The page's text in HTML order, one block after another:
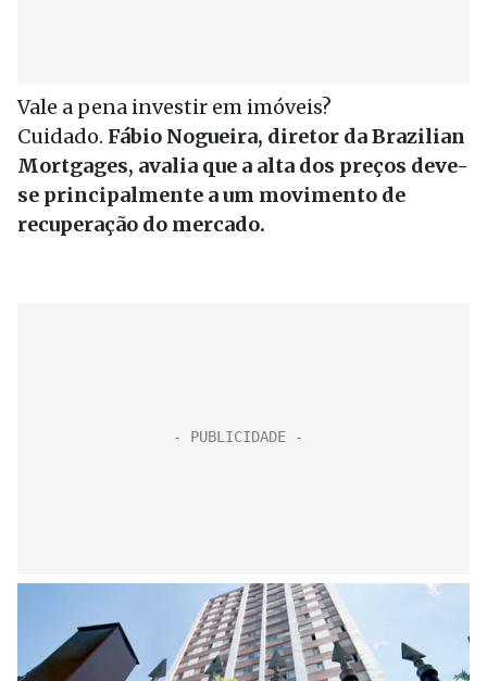
Vale a pena investir em imóveis?
Cuidado. Fábio Nogueira, diretor da Brazilian
Mortgages, avalia que a alta dos preços deve-
se principalmente a um movimento de
recuperação do mercado.